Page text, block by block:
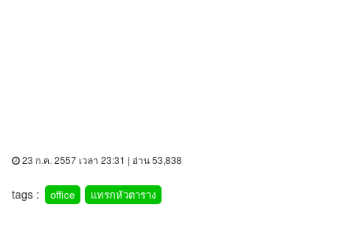
23 ก.ค. 2557 เวลา 23:31 | อ่าน 53,838
tags : office แทรกหัวตาราง